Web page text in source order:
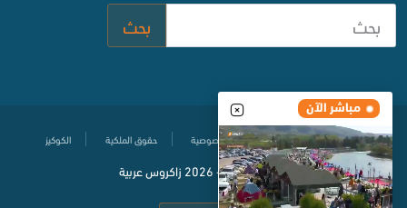
مباشر الآن
بحث
مركز المساعدة سياسة حماية الخصوصية حقوق الملكية الكوكيز
© جميع الحقوق محفوظة2020- 2026 زاكروس عربية